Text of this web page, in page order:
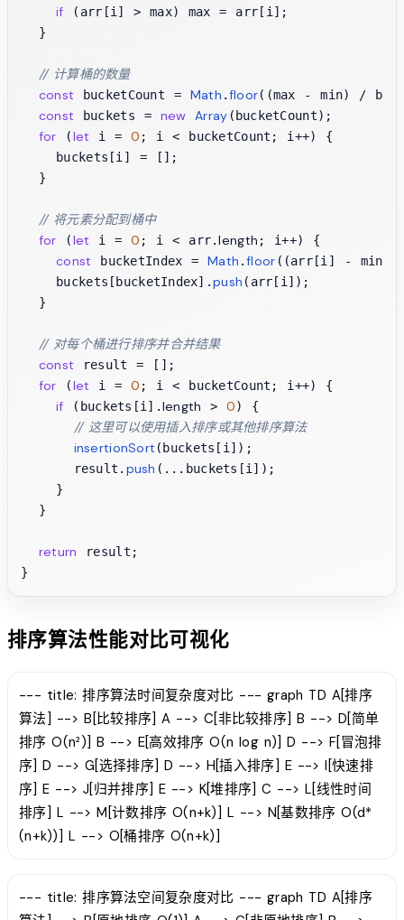
if (arr[i] > max) max = arr[i];
  }
// 计算桶的数量
const bucketCount = Math .floor((max - min) /
const buckets = new Array (bucketCount);
for (let i = 0 ; i < bucketCount; i++) {
    buckets[i] = [];
  }
// 将元素分配到桶中
for (let i = 0 ; i < arr.length ; i++) {
const bucketIndex = Math .floor ((arr[i] - min) /
    buckets[bucketIndex].
push (arr[i]);
  }
// 对每个桶进行排序并合并结果
const result = [];
for (let i = 0 ; i < bucketCount; i++) {
if (buckets[i].length > 0) {
// 这里可以使用插入排序或其他排序算法
insertionSort (buckets[i]);
      result.
push (...buckets[i]);
    }
  }
return result;
排序算法性能对比可视化
--- title: 排序算法时间复杂度对比 --- graph TD A[排序
算法] --> B[比较排序] A --> C[非比较排序] B --> D[简单
排序 O(n²)] B --> E[高效排序 O(n log n)] D --> F[冒泡排
序] D --> G[选择排序] D --> H[插入排序] E --> I[快速排
序] E --> J[归并排序] E --> K[堆排序] C --> L[线性时间
排序] L --> M[计数排序 O(n+k)] L --> N[基数排序 O(d*
(n+k))] L --> O[桶排序 O(n+k)]
--- title: 排序算法空间复杂度对比 --- graph TD A[排序